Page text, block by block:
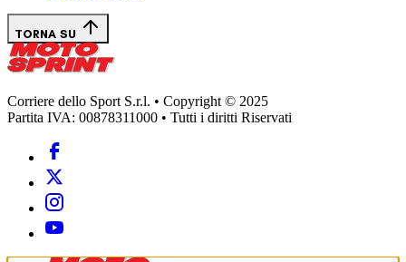
TORNA SU
Corriere dello Sport S.r.l. • Copyright © 2025
Partita IVA: 00878311000 • Tutti i diritti Riservati